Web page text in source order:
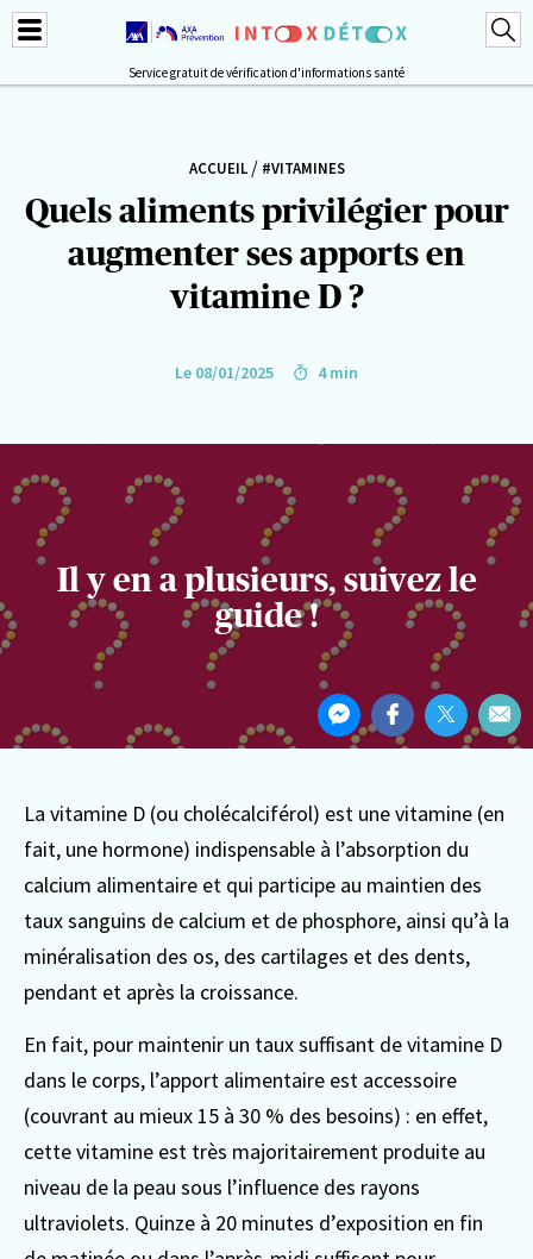
Service gratuit de vérification d'informations santé
ACCUEIL/ #VITAMINES
Quels aliments privilégier pour
augmenter ses apports en
vitamine D ?
Le 08/01/2025 4 min
Il y en a plusieurs, suivez le
guide !
Partager
cetPartager
sur
Partager
sur
Partager
sur Par
La vitamine D (ou cholécalciférol) est une vitamine (en
fait, une hormone) indispensable à l’absorption du
calcium alimentaire et qui participe au maintien des
taux sanguins de calcium et de phosphore, ainsi qu’à la
minéralisation des os, des cartilages et des dents,
pendant et après la croissance.
En fait, pour maintenir un taux suffisant de vitamine D
dans le corps, l’apport alimentaire est accessoire
(couvrant au mieux 15 à 30 % des besoins) : en effet,
cette vitamine est très majoritairement produite au
niveau de la peau sous l’influence des rayons
ultraviolets. Quinze à 20 minutes d’exposition en fin